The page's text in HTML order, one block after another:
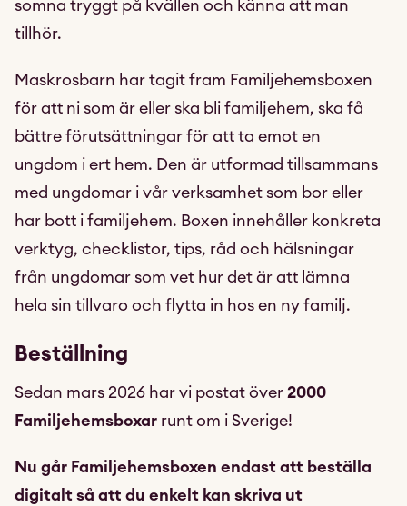
somna tryggt på kvällen och känna att man
tillhör.
Maskrosbarn har tagit fram Familjehemsboxen
för att ni som är eller ska bli familjehem, ska få
bättre förutsättningar för att ta emot en
ungdom i ert hem. Den är utformad tillsammans
med ungdomar i vår verksamhet som bor eller
har bott i familjehem. Boxen innehåller konkreta
verktyg, checklistor, tips, råd och hälsningar
från ungdomar som vet hur det är att lämna
hela sin tillvaro och flytta in hos en ny familj.
Beställning
Sedan mars 2026 har vi postat över 2000
Familjehemsboxar runt om i Sverige!
Nu går Familjehemsboxen endast att beställa
digitalt så att du enkelt kan skriva ut